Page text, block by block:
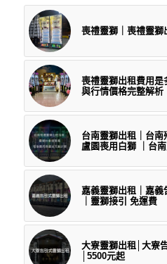
喪禮靈獅｜喪禮靈獅
喪禮靈獅出租費用是
與行情價格完整解析
台南靈獅出租｜台
盧園喪用白獅 ｜台
嘉義靈獅出租｜嘉義
｜靈獅接引 免運費
大寮靈獅出租│大寮
│5500元起